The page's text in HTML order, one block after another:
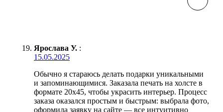
Ярослава У. :
15.05.2025
Обычно я стараюсь делать подарки уникальными
и запоминающимися. Заказала печать на холсте в
формате 20х45, чтобы украсить интерьер. Процесс
заказа оказался простым и быстрым: выбрала фото,
оформила заявку на сайте — все интуитивно